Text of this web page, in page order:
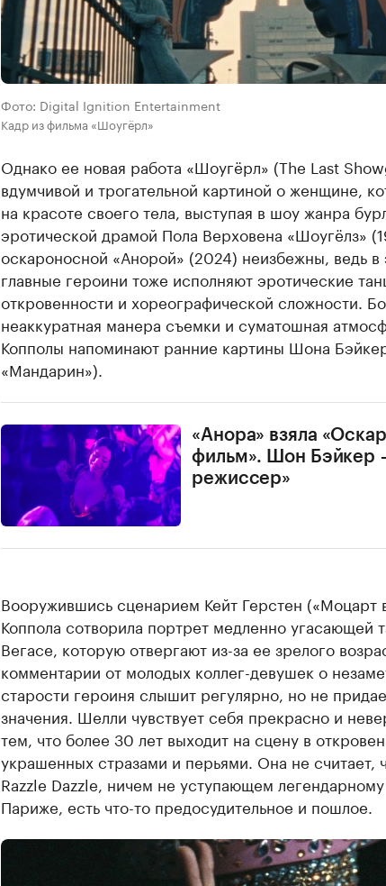
Фото: Digital Ignition Entertainment
Кадр из фильма «Шоугёрл»
Однако ее новая работа «Шоугёрл» (The Last
вдумчивой и трогательной картиной о женщине,
на красоте своего тела, выступая в шоу жанра
эротической драмой Пола Верховена «Шоугёлз»
оскароносной «Анорой» (2024) неизбежны, ведь в
главные героини тоже исполняют эротические
откровенности и хореографической сложности.
неаккуратная манера съемки и суматошная
Копполы напоминают ранние картины Шона
«Мандарин»).
«Анора» взяла
фильм». Шон Бэйкер
режиссер»
Вооружившись сценарием Кейт Герстен («Моцарт
Коппола сотворила портрет медленно угасающей
Вегасе, которую отвергают из-за ее зрелого
комментарии от молодых коллег-девушек о
старости героиня слышит регулярно, но не
значения. Шелли чувствует себя прекрасно и
тем, что более 30 лет выходит на сцену в
украшенных стразами и перьями. Она не считает,
Razzle Dazzle, ничем не уступающем
Париже, есть что-то предосудительное и пошлое.